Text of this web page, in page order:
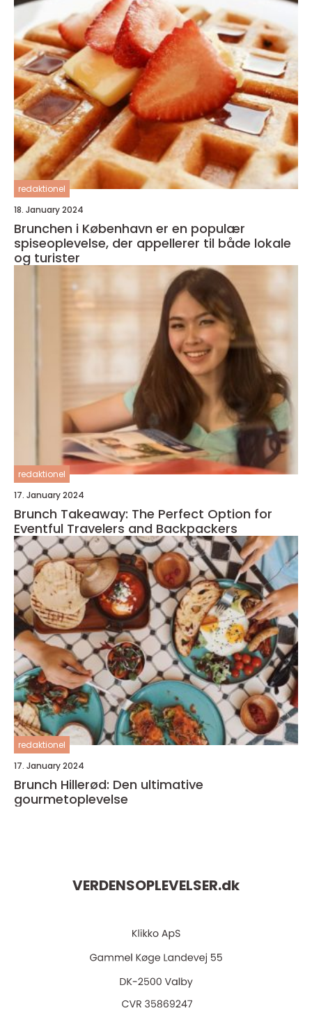
redaktionel
18. January 2024
Brunchen i København er en populær
spiseoplevelse, der appellerer til både lokale
og turister
redaktionel
17. January 2024
Brunch Takeaway: The Perfect Option for
Eventful Travelers and Backpackers
redaktionel
17. January 2024
Brunch Hillerød: Den ultimative
gourmetoplevelse
VERDENSOPLEVELSER.dk